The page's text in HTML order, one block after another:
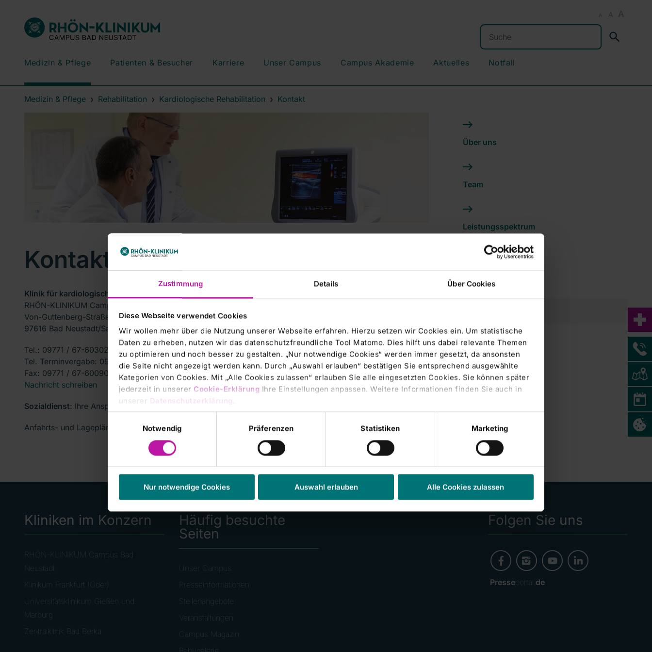
Zustimmung Details Über Cookies
Diese Webseite verwendet Cookies
Wir wollen mehr über die Nutzung unserer Webseite erfahren. Hierzu setzen wir Cookies ein. Um statistische
Daten zu erheben, nutzen wir das datenschutzfreundliche Tool Matomo. Dies hilft uns dabei relevante Themen
zu optimieren und noch besser zu gestalten. „Nur notwendige Cookies“ werden immer gesetzt, da ansonsten
die Seite nicht angezeigt werden kann. Durch „Auswahl erlauben“ bestätigen Sie entsprechend ausgewählte
Kategorien von Cookies. Mit „Alle Cookies zulassen“ erlauben Sie alle eingesetzten Cookies. Sie können später
jederzeit in unserer Cookie-Erklärung Ihre Einstellungen anpassen. Weitere Informationen finden Sie auch in
unserer Datenschutzerklärung
Notwendig
Präferenzen Statistiken Marketing
Nur notwendige Cookies Auswahl erlauben Alle Cookies zulassen
A A A
Suchen
Medizin & Pflege Patienten & Besucher Karriere Unser Campus Campus Akademie Aktuelles Notfall
Medizin & Pflege Rehabilitation Kardiologische Rehabilitation Kontakt
Kontakt
Klinik für kardiologische Rehabilitation
RHÖN-KLINIKUM Campus Bad Neustadt
Von-Guttenberg-Straße 11
97616 Bad Neustadt/Saale
Tel.: 09771 / 67-60302
Tel. Terminvergabe: 09771 / 67 60111
Fax: 09771 / 67-60090
Nachricht schreiben
Sozialdienst: Ihre Ansprechpartner finden Sie hier
Anfahrts- und Lagepläne unseres Campus finden Sie
Über uns
Team
Leistungsspektrum
Prävention
Kliniken im Konzern
RHÖN-KLINIKUM Campus Bad
Neustadt
Klinikum Frankfurt (Oder)
Universitätsklinikum Gießen und
Marburg
Zentralklinik Bad Berka
Häufig besuchte
Seiten
Unser Campus
Presseinformationen
Stellenangebote
Veranstaltungen
Campus Magazin
Folgen Sie uns
Presseportal. de